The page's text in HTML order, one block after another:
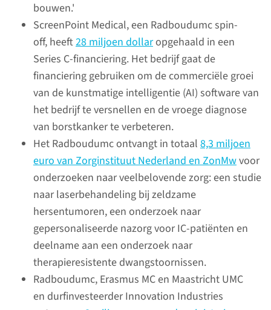
bouwen.'
ScreenPoint Medical, een Radboudumc spin-
off, heeft28 miljoen dollaropgehaald in een
Series C-financiering. Het bedrijf gaat de
financiering gebruiken om de commerciële groei
van de kunstmatige intelligentie (AI) software van
het bedrijf te versnellen en de vroege diagnose
van borstkanker te verbeteren.
Het Radboudumc ontvangt in totaal 8,3 miljoen
euro van Zorginstituut Nederland en ZonMwvoor
onderzoeken naar veelbelovende zorg: een studie
naar laserbehandeling bij zeldzame
hersentumoren, een onderzoek naar
gepersonaliseerde nazorg voor IC-patiënten en
deelname aan een onderzoek naar
therapieresistente dwangstoornissen.
Radboudumc, Erasmus MC en Maastricht UMC
en durfinvesteerder Innovation Industries
Merel van der Stelt werkt als
Technisch Geneeskundige in
het 3D Lab van het
Radboudumc. Ze was in 2021
voor de derde keer in het
Masanga ziekenhuis in Sierra
Leone (West-Afrika). Dit keer
voor haar promotieonderzoek.
lees meer
Impact 2021
Op deze webpagina's leest u
welke impact het Radboudumc